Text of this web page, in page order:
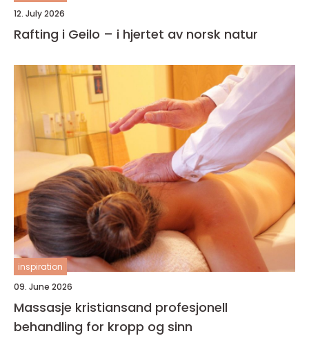
12. July 2026
Rafting i Geilo – i hjertet av norsk natur
inspiration
09. June 2026
Massasje kristiansand profesjonell
behandling for kropp og sinn